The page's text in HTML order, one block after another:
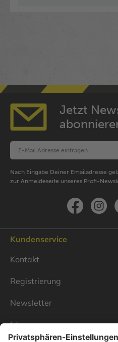
Jetzt
Nach Eingabe Deiner Emailadresse
zur Anmeldeseite unseres Profi-
Kundenservice
Kontakt
Registrierung
Newsletter
Lösungen